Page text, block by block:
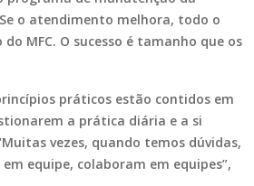
o atendimento melhora, todo o
MFC. O sucesso é tamanho que os
práticos estão contidos em
a prática diária e a si
vezes, quando temos dúvidas,
equipe, colaboram em equipes”,